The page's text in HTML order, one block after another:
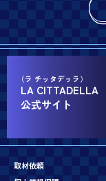
LA CITTADELLA
公式サイト
取材依頼